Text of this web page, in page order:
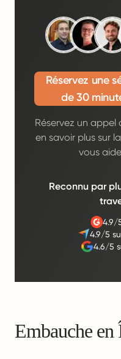
Réservez une
de 30
Réservez un appel
en savoir plus sur
vous
Reconnu par
4.9/
4.9/5
4.6/5
Embauche en